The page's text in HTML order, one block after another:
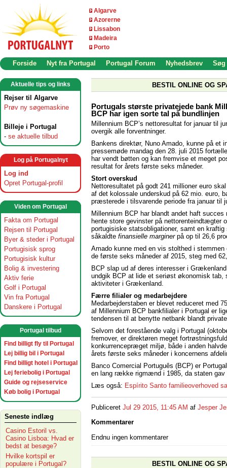
Algarve
Azorerne
Lissabon
Madeira
Porto
Forside Nyt fra Portugal Portugal Forum Nyhedsbrev Søg
Aktuelle tips og links
Rejser til Algarve
Prøv ny søgemaskine
Billeje i Portugal
- se aktuelle tilbud
Log på Portugalnyt
Log ind
Opret Portugal-profil
Viden om Portugal
Fakta om Portugal
Rejsen til Portugal
Byer & steder i Portugal
Portugisisk sprog
Portugisisk kultur
Bolig & investering
Aktiv ferie
Golf i Portugal
Vin fra Portugal
Danskere i Portugal
Portugal tilbud
Find billigt fly til Portugal
Lej billig bil i Portugal
Find billigt hotel i Portugal
Lej feriebolig i Portugal
Guide og rejseservice
Køb bolig i Portugal
Seneste indlæg
Casino Estoril vs.
Casino Lisboa: Hvad er
bedst at besøge?
Hvilke kortspil er
populære i Portugal?
BESTIL ONLINE OG
Portugals største privatejede bank
BCP har igen sorte tal på bundlinjen
Millennium BCP’s nettoresultat for januar til
overgik alle forventninger.
Bankens direktør, Nuno Amado, kunne på et
pressemøde mandag den 28. juli 2015
har vendt bøtten og kan fremvise et meget
resultat for årets første seks måneder.
Stort overskud
Nettoresultatet på godt 241 millioner euro
af det kolossale underskud på 62 mio. euro,
præsterede i tilsvarende periode fra januar til
Millennium BCP har blandt andet haft succes
hente store gevinster på nettorenteindtægter
portugisiske statsobligationer, samt en kraftig
såkaldte finansielle marginer på op til 26,6
Amado kunne med en vis stolthed i
de første seks måneder af 2015, steg med
BCP slap ud af deres interesser i
undgik BCP at lide et seriøst økonomisk
aktiviteter i Grækenland.
Færre filialer og medarbejdere
Medarbejderstaben er blevet reduceret med
af Millennium BCP bankfilialer i Portugal er
tendensen til at benytte netbank blandt
Selvom det forestående valg i Portugal
fremover, er direktøren meget
konkurrencepræget miljø, både i anden
årets første seks måneder i koncernens
Banco Comercial Português (BCP) er
en lang række rigmænd i 1985, da staten
Læs også: Espírito Santo familieoverhoved
Publiceret Jul 29 2015, 11:45 AM af Jesper
Kommentarer
Endnu ingen kommentarer
BESTIL ONLINE OG